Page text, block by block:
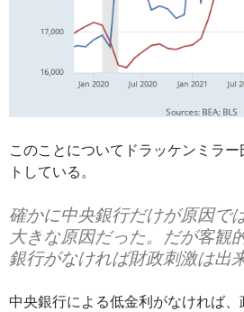
このことについてドラッケンミラ
トしている。
確かに中央銀行だけが原因で
大きな原因だった。だが客観
銀行がなければ財政刺激は出
中央銀行による低金利がなければ